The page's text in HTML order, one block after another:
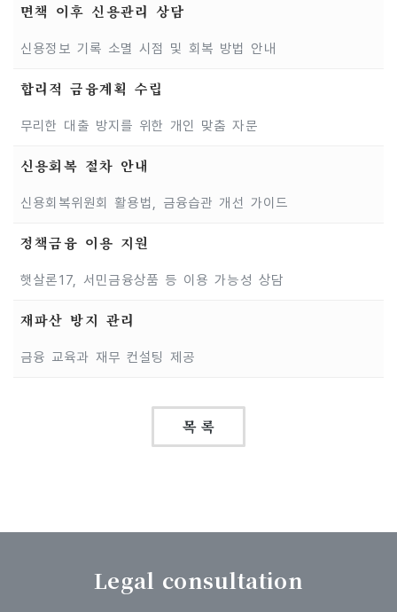
면책 이후 신용관리 상담
신용정보 기록 소멸 시점 및 회복 방법 안내
합리적 금융계획 수립
무리한 대출 방지를 위한 개인 맞춤 자문
신용회복 절차 안내
신용회복위원회 활용법, 금융습관 개선 가이드
정책금융 이용 지원
햇살론17, 서민금융상품 등 이용 가능성 상담
재파산 방지 관리
금융 교육과 재무 컨설팅 제공
목 록
Legal consultation